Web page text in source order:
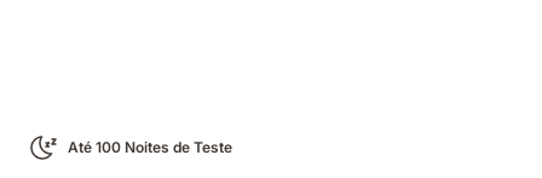
Até 100 Noites de Teste